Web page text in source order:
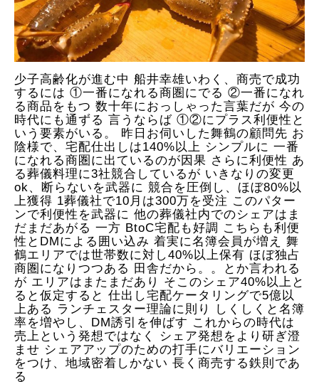
少子高齢化が進む中 船井幸雄いわく、商売で成功
するには ①一番になれる商圏にでる ②一番になれ
る商品をもつ 数十年におっしゃった言葉だが 今の
時代にも通ずる 言うならば ①②にプラス利便性と
いう要素がいる。 昨日お伺いした舞鶴の顧問先 お
陰様で、宅配仕出しは140%以上 シンプルに 一番
になれる商圏に出ているのが因果 さらに利便性 あ
る葬儀料理に3社競合しているが いきなりの変更
ok、断らないを武器に 競合を圧倒し、ほぼ80%以
上獲得 1葬儀社で10月は300万を受注 このパター
ンで利便性を武器に 他の葬儀社内でのシェアはま
だまだあがる 一方 BtoC宅配も好調 こちらも利便
性とDMによる囲い込み 着実に名簿会員が増え 舞
鶴エリアでは世帯数に対し40%以上保有 ほぼ独占
商圏になりつつある 田舎だから。。とか言われる
が エリアはまたまだあり そこのシェア40%以上と
ると仮定すると 仕出し宅配ケータリングで5億以
上ある ランチェスター理論に則り しくしくと名簿
率を増やし、DM誘引を伸ばす これからの時代は
売上という発想ではなく シェア発想をより研ぎ澄
ませ シェアアップのための打手にバリエーション
をつけ、地域密着しかない 長く商売する鉄則であ
る